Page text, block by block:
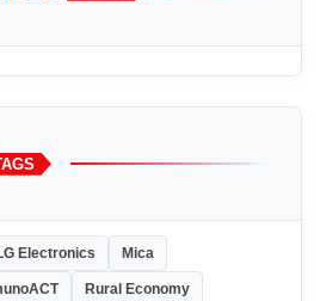
Electronics Mica
Rural Economy